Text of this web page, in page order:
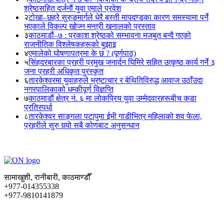
श्रेष्ठसहित दर्जनौं युवा एमाले प्रवेश
२टोखा–छहरे सुरुङमार्गले धेरै बस्ती मापदण्डका कारण समस्यामा पर्ने
भएकाले विकल्प खोज्न मन्त्री खनालको प्रस्ताव
३काठमाडौं–७ : प्रकाश श्रेष्ठको सम्भावना मजबुत बन्दै गएको
राजनीतिक विश्लेषकहरूको बुझाइ
४एमालेको घोषणापत्रमा के छ ? (पूर्णपाठ)
५सिंहदरबारका प्रहरी प्रमुख जनार्दन घिमिरे सहित उत्कृष्ठ कार्य गर्ने ३
जना प्रहरी अधिकृत पुरस्कृत
६तारकेश्वरमा युवाहरुले भ्रष्टाचार र बेथितिविरुद्ध आवाज उठाँउदा
नगरपालिकाको धम्कीपूर्ण विज्ञप्ति
७काठमाडौं क्षेत्र नं. ६ मा लोकप्रिय युवा उम्मेदवारहरूबीच कडा
प्रतिस्पर्धा
८तारकेश्वर साङ्गला पटापुमा ईभी गाडीभित्र महिलाको शव फेला,
प्रहरीले सुरु गर्‍यो सबै कोणबाट अनुसन्धान
सामाखुशी, रानीबारी, काठमाण्डौँ
+977-014355338
+977-9810141879